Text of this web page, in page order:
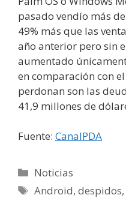
pasado vendío más
49% más que las
año anterior pero sin
aumentado
en comparación con
perdonan son las
41,9 millones de
Fuente: CanalPDA
Categorías
Noticias
Etiquetas
Android,despidos,